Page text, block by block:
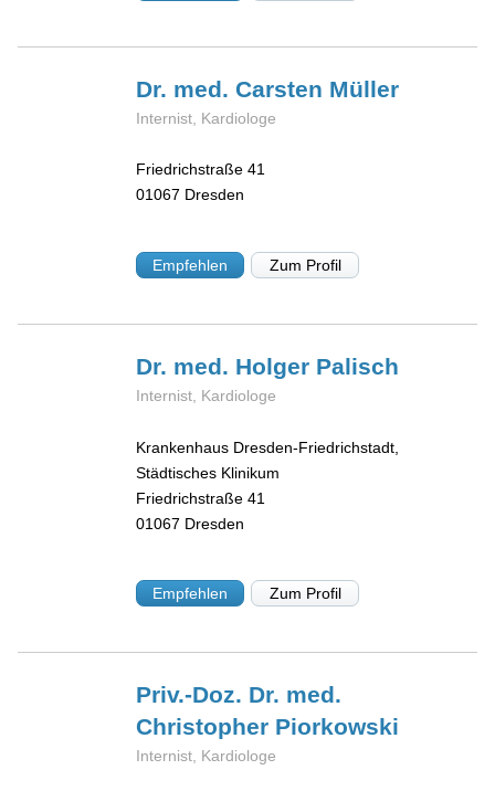
Dr. med. Carsten Müller
Internist, Kardiologe
Friedrichstraße 41
01067 Dresden
Empfehlen Zum Profil
Dr. med. Holger Palisch
Internist, Kardiologe
Krankenhaus Dresden-Friedrichstadt,
Städtisches Klinikum
Friedrichstraße 41
01067 Dresden
Empfehlen Zum Profil
Priv.-Doz. Dr. med.
Christopher Piorkowski
Internist, Kardiologe